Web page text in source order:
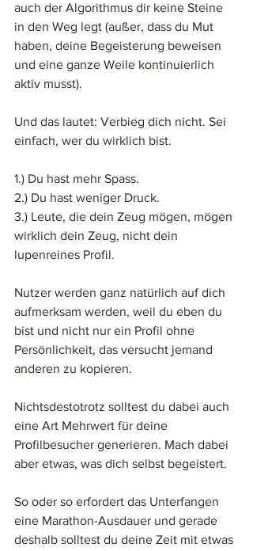
auch der Algorithmus dir keine Steine
in den Weg legt (außer, dass du Mut
haben, deine Begeisterung beweisen
und eine ganze Weile kontinuierlich
aktiv musst).
Und das lautet: Verbieg dich nicht. Sei
einfach, wer du wirklich bist.
1.) Du hast mehr Spass.
2.) Du hast weniger Druck.
3.) Leute, die dein Zeug mögen, mögen
wirklich dein Zeug, nicht dein
lupenreines Profil.
Nutzer werden ganz natürlich auf dich
aufmerksam werden, weil du eben du
bist und nicht nur ein Profil ohne
Persönlichkeit, das versucht jemand
anderen zu kopieren.
Nichtsdestotrotz solltest du dabei auch
eine Art Mehrwert für deine
Profilbesucher generieren. Mach dabei
aber etwas, was dich selbst begeistert.
So oder so erfordert das Unterfangen
eine Marathon-Ausdauer und gerade
deshalb solltest du deine Zeit mit etwas